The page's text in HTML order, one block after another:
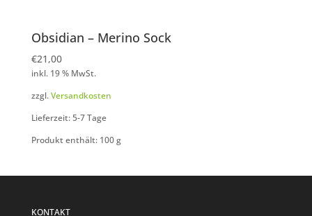
Obsidian – Merino Sock
€21,00
inkl. 19 % MwSt.
zzgl.Versandkosten
Lieferzeit: 5-7 Tage
Produkt enthält: 100g
KONTAKT